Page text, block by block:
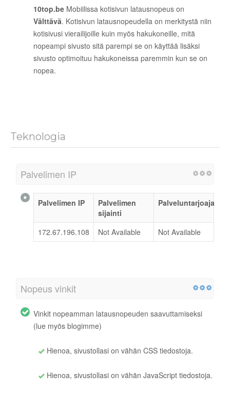
10top.be Mobiilissa kotisivun latausnopeus on
Välttävä. Kotisivun latausnopeudella on merkitystä niin
kotisivusi vierailijoille kuin myös hakukoneille, mitä
nopeampi sivusto sitä parempi se on käyttää lisäksi
sivusto optimoituu hakukoneissa paremmin kun se on
nopea.
Teknologia
Palvelimen IP
Palvelimen IP
Palvelimen
sijainti
Palveluntarjoaja
172.67.196.108 Not Available Not Available
Nopeus vinkit
Vinkit nopeamman latausnopeuden saavuttamiseksi
(lue myös blogimme)
Hienoa, sivustollasi on vähän CSS tiedostoja.
Hienoa, sivustollasi on vähän JavaScript tiedostoja.